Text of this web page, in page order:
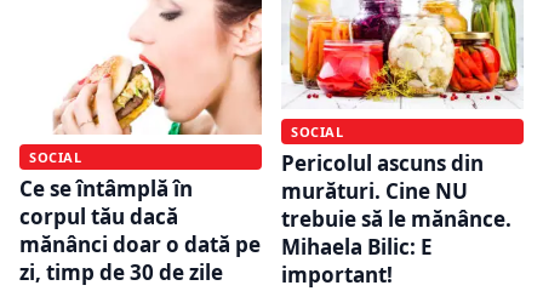
SOCIAL
Ce se întâmplă în
corpul tău dacă
mănânci doar o dată pe
zi, timp de 30 de zile
SOCIAL
Pericolul ascuns din
murături. Cine NU
trebuie să le mănânce.
Mihaela Bilic: E
important!